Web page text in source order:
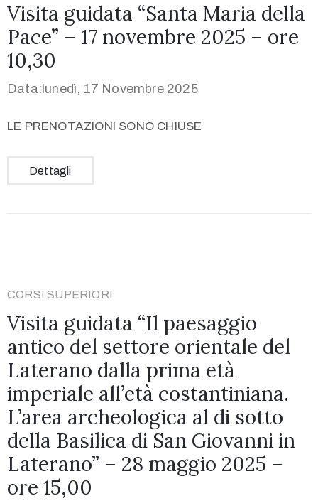
Visita guidata “Santa Maria della
Pace” – 17 novembre 2025 – ore
10,30
Data:lunedì, 17 Novembre 2025
LE PRENOTAZIONI SONO CHIUSE
Dettagli
CORSI SUPERIORI
Visita guidata “Il paesaggio
antico del settore orientale del
Laterano dalla prima età
imperiale all’età costantiniana.
L’area archeologica al di sotto
della Basilica di San Giovanni in
Laterano” – 28 maggio 2025 –
ore 15,00